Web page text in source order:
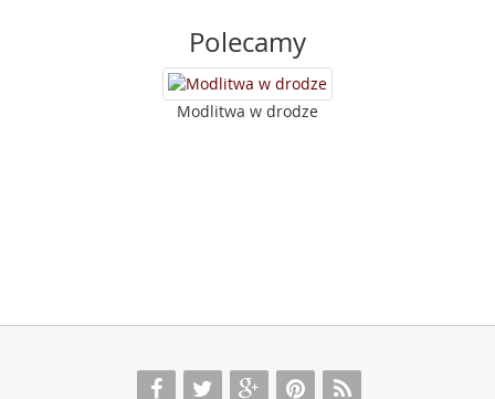
Polecamy
Modlitwa w drodze